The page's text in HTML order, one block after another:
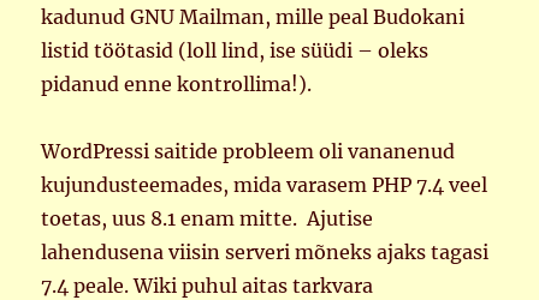
kadunud GNU Mailman, mille peal Budokani
listid töötasid (loll lind, ise süüdi – oleks
pidanud enne kontrollima!).
WordPressi saitide probleem oli vananenud
kujundusteemades, mida varasem PHP 7.4 veel
toetas, uus 8.1 enam mitte. Ajutise
lahendusena viisin serveri mõneks ajaks tagasi
7.4 peale. Wiki puhul aitas tarkvara